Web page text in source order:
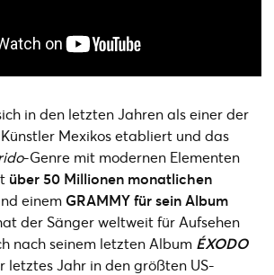
in den letzten Jahren als einer der
Mexikos etabliert und das
-Genre mit modernen Elementen
über 50 Millionen monatlichen
einem GRAMMY für sein Album
der Sänger weltweit für Aufsehen
nach seinem letzten Album ÉXODO
letztes Jahr in den größten US-